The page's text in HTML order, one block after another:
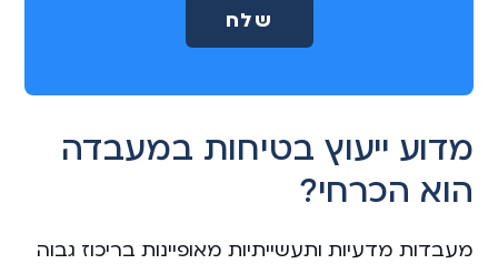
l
e
r
a
מדוע ייעוץ בטיחות במעבדה
הוא הכרחי?
מעבדות מדעיות ותעשייתיות מאופיינות בריכוז גבוה